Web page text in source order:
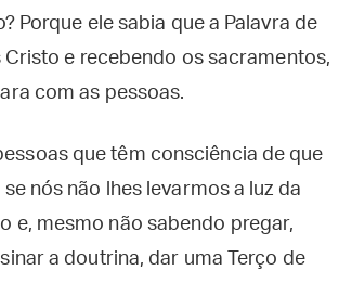
Porque ele sabia que a Palavra de
Cristo e recebendo os sacramentos,
com as pessoas.
que têm consciência de que
nós não lhes levarmos a luz da
e, mesmo não sabendo pregar,
a doutrina, dar uma Terço de